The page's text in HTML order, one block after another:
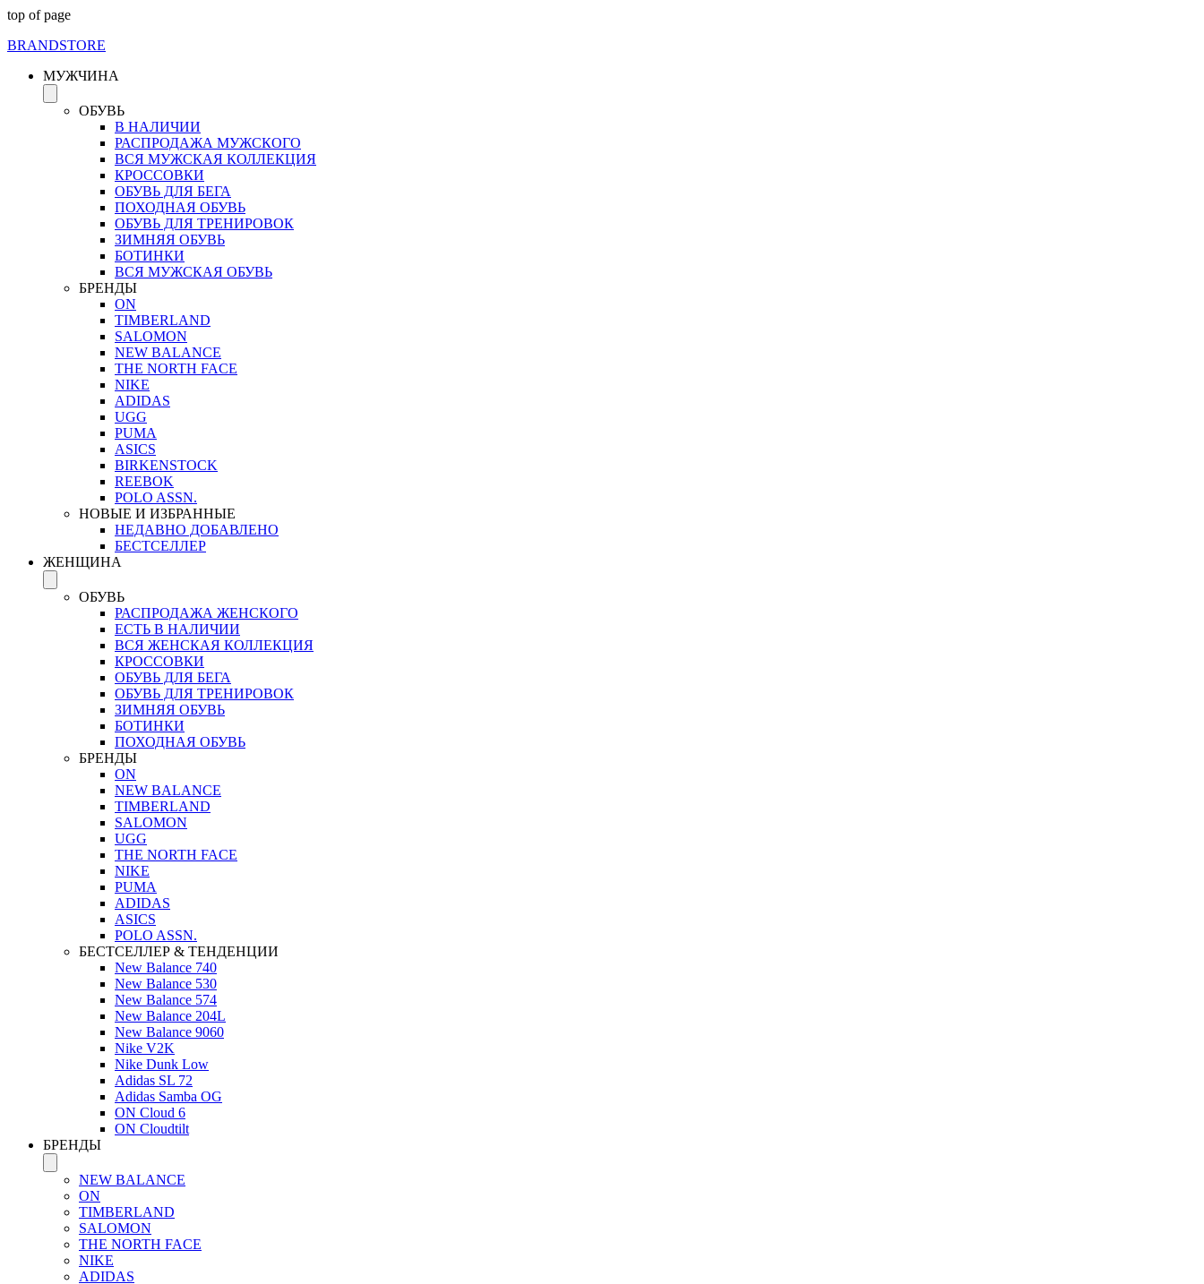
top of page
BRANDSTORE
МУЖЧИНА
ОБУВЬ
В НАЛИЧИИ
РАСПРОДАЖА МУЖСКОГО
ВСЯ МУЖСКАЯ КОЛЛЕКЦИЯ
КРОССОВКИ
ОБУВЬ ДЛЯ БЕГА
ПОХОДНАЯ ОБУВЬ
ОБУВЬ ДЛЯ ТРЕНИРОВОК
ЗИМНЯЯ ОБУВЬ
БОТИНКИ
ВСЯ МУЖСКАЯ ОБУВЬ
БРЕНДЫ
ON
TIMBERLAND
SALOMON
NEW BALANCE
THE NORTH FACE
NIKE
ADIDAS
UGG
PUMA
ASICS
BIRKENSTOCK
REEBOK
POLO ASSN.
НОВЫЕ И ИЗБРАННЫЕ
НЕДАВНО ДОБАВЛЕНО
БЕСТСЕЛЛЕР
ЖЕНЩИНА
ОБУВЬ
РАСПРОДАЖА ЖЕНСКОГО
ЕСТЬ В НАЛИЧИИ
ВСЯ ЖЕНСКАЯ КОЛЛЕКЦИЯ
КРОССОВКИ
ОБУВЬ ДЛЯ БЕГА
ОБУВЬ ДЛЯ ТРЕНИРОВОК
ЗИМНЯЯ ОБУВЬ
БОТИНКИ
ПОХОДНАЯ ОБУВЬ
БРЕНДЫ
ON
NEW BALANCE
TIMBERLAND
SALOMON
UGG
THE NORTH FACE
NIKE
PUMA
ADIDAS
ASICS
POLO ASSN.
БЕСТСЕЛЛЕР & ТЕНДЕНЦИИ
New Balance 740
New Balance 530
New Balance 574
New Balance 204L
New Balance 9060
Nike V2K
Nike Dunk Low
Adidas SL 72
Adidas Samba OG
ON Cloud 6
ON Cloudtilt
БРЕНДЫ
NEW BALANCE
ON
TIMBERLAND
SALOMON
THE NORTH FACE
NIKE
ADIDAS